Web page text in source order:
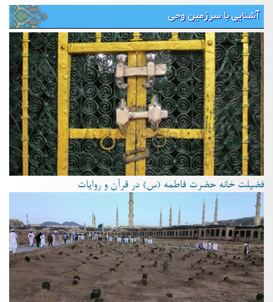
آشنایی با سرزمین وحی
فضیلت خانه حضرت فاطمه (س) در قرآن و روایات